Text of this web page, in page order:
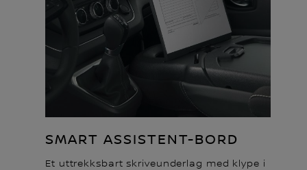
SMART ASSISTENT-BORD
Et uttrekksbart skriveunderlag med klype i